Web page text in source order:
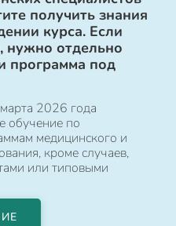
получить знания
курса. Если
нужно отдельно
программа под
2026 года
обучение по
медицинского и
кроме случаев,
или типовыми